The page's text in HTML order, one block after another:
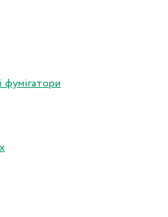
фумігатори